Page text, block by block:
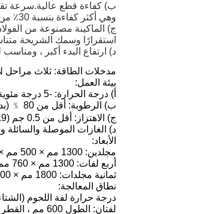
وهي أكثر كفاءة بنسبة 30٪ من تقطيع التقطيع الميكانيكي.
استقرارًا وسمك الشريحة
د) ارتفاع البدء أكبر ،
مدخلات الطاقة: ثلاث مراحل AC380V + N (أو أحادي الطور AC220V) 50 هرتز
بيئة العمل:
أ) درجة الحرارة: -5 درجة مئوية إلى 35 درجة مئوية
ب) الرطوبة: أقل من 80 ﹪ (بدون تكثف)
ج) الاهتزاز: أقل من 0.5 جم (4.9 م / ث) ، 10∼60 هرتز (التشغيل المتقطع)
د) الغازات الموصلة والسائلة
الأبعاد:
مجلدين: 1300 مم × 500 مم × 1260 مم
أربع لفات: 1300 مم × 760 مم × 1260 مم
ثمانية مجلدات: 1800 مم × 1200 مم × 1300 مم
نطاق المعالجة:
درجة حرارة لفة اللحوم (الشتاء) -8-10 ℃ (الصيف) -12-15 ℃ هي
لفتان: الطول 600 مم ، القطر 80-125 مم (أو الارتفاع 70170 مم)